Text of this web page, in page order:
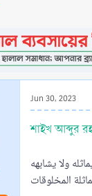
a
t
Jun 30, 2023
শাইখ আব্দুর
ولا يشابهه
المخلوقات